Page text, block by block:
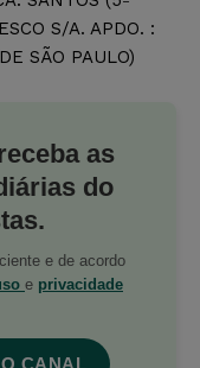
S/A. APDO. :
SÃO PAULO)
as
do
e de acordo
e privacidade
CANAL